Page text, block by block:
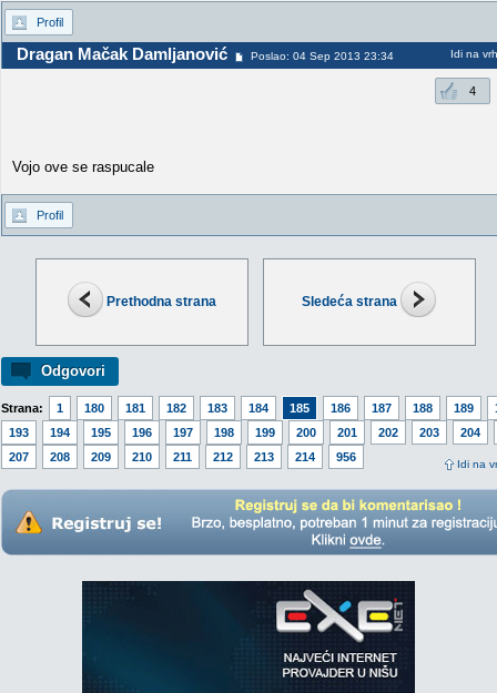
Prethodna strana Sledeća strana
Odgovori
Strana: 1 180 181 182 183 184 185 186 187 188 189
193
194 195 196 197 198 199 200 201 202 203
204
207
208 209 210 211 212 213 214 956
Idi na
Profil
Dragan Mačak Damljanović Poslao: 04 Sep 2013 23:34 Idi na vrh
4
Vojo ove se raspucale
Profil